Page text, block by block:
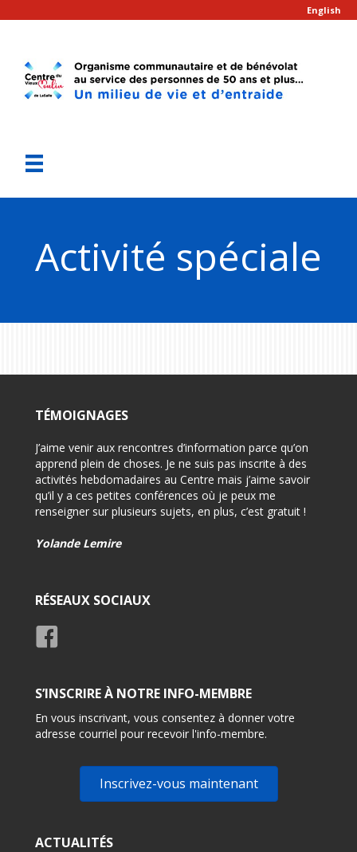
English
Activité spéciale
TÉMOIGNAGES
J’aime venir aux rencontres d’information parce qu’on
apprend plein de choses. Je ne suis pas inscrite à des
activités hebdomadaires au Centre mais j’aime savoir
qu’il y a ces petites conférences où je peux me
renseigner sur plusieurs sujets, en plus, c’est gratuit !
Yolande Lemire
RÉSEAUX SOCIAUX
S’INSCRIRE À NOTRE INFO-MEMBRE
En vous inscrivant, vous consentez à donner votre
adresse courriel pour recevoir l'info-membre.
Inscrivez-vous maintenant
ACTUALITÉS